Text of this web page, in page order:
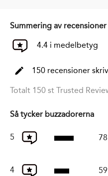
Summering av recensioner
4.4 i medelbetyg
150 recensioner
Totalt 150 st Trusted
Så tycker buzzadorerna
5
4